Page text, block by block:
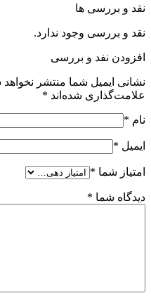
نقد و بررسی ها
نقد و بررسی وجود ندارد.
افزودن نفد و بررسی
نشانی ایمیل شما منتشر
علامت‌گذاری شده‌اند *
نام *
ایمیل *
امتیاز شما *
دیدگاه شما *